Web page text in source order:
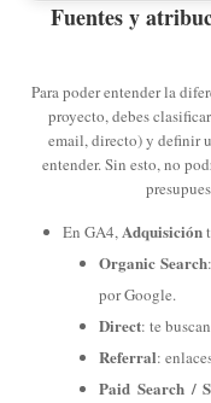
Fuentes y
Para poder entender la
proyecto, debes
email, directo) y definir
entender. Sin esto, no
En GA4,Adquisición
Organic Search
por Google.
Direct: te
Referral:
Paid Search /